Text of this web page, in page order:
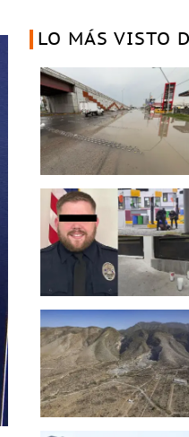
LO MÁS VISTO